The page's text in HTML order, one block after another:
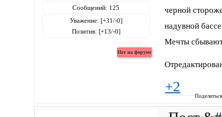
Сообщений: 125
Уважение: [+31/-0]
Позитив: [+13/-0]
черной
надувной
Мечты
+2